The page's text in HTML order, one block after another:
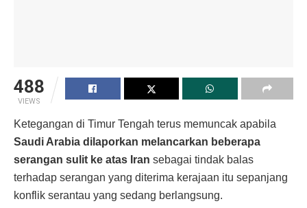
488
VIEWS
Ketegangan di Timur Tengah terus memuncak apabila
Saudi Arabia dilaporkan melancarkan beberapa
serangan sulit ke atas Iran sebagai tindak balas
terhadap serangan yang diterima kerajaan itu sepanjang
konflik serantau yang sedang berlangsung.